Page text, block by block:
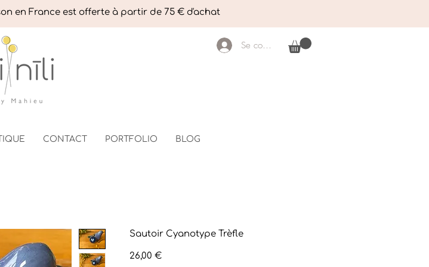
en France est offerte à partir de 75 € d'achat
Se connecter
CONTACT PORTFOLIO BLOG
Sautoir Cyanotype Trèfle
26,00 €Prix